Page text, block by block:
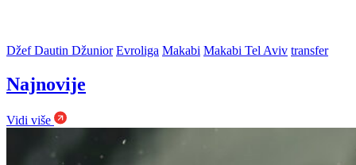
Džef Dautin Džunior Evroliga Makabi Makabi Tel Aviv transfer
Najnovije
Vidi više